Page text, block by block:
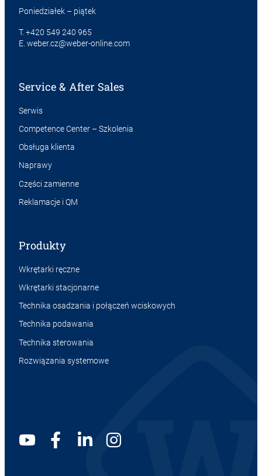
Poniedziałek – piątek
T. +420 549 240 965
E. weber.cz@weber-online.com
Service & After Sales
Serwis
Competence Center – Szkolenia
Obsługa klienta
Naprawy
Części zamienne
Reklamacje i QM
Produkty
Wkrętarki ręczne
Wkrętarki stacjonarne
Technika osadzania i połączeń wciskowych
Technika podawania
Technika sterowania
Rozwiązania systemowe